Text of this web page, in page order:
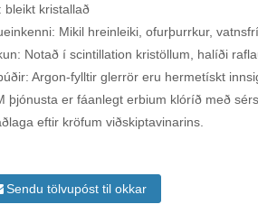
bleikt kristallað
Mikil hreinleiki, ofurþurrkur, vatnsfrí
Notað í scintillation kristöllum, halíði
Argon-fylltir glerrör eru hermetískt
þjónusta er fáanlegt erbium klóríð með
eftir kröfum viðskiptavinarins.
Sendu tölvupóst til okkar